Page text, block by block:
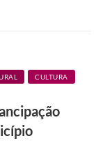
CULTURA